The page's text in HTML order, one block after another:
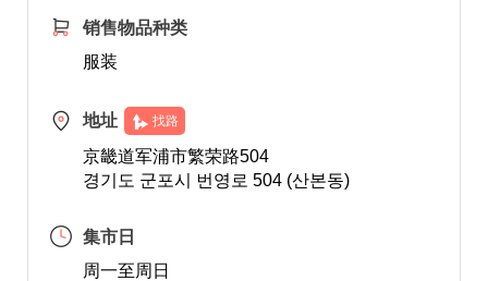
销售物品种类
服装
地址 找路
京畿道军浦市繁荣路504
경기도 군포시 번영로 504 (산본동)
集市日
周一至周日